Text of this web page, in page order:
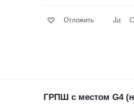
Отложить
ГРПШ с местом G4